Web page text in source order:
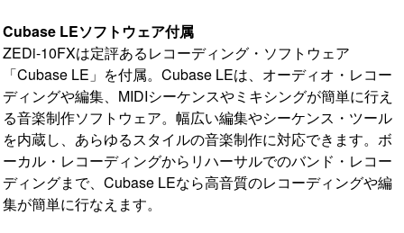
Cubase LEソフトウェア付属
ZEDi-10FXは定評あるレコーディング・ソフトウェア
「Cubase LE」を付属。Cubase LEは、オーディオ・レコー
ディングや編集、MIDIシーケンスやミキシングが簡単に行え
る音楽制作ソフトウェア。幅広い編集やシーケンス・ツール
を内蔵し、あらゆるスタイルの音楽制作に対応できます。ボ
ーカル・レコーディングからリハーサルでのバンド・レコー
ディングまで、Cubase LEなら高音質のレコーディングや編
集が簡単に行なえます。